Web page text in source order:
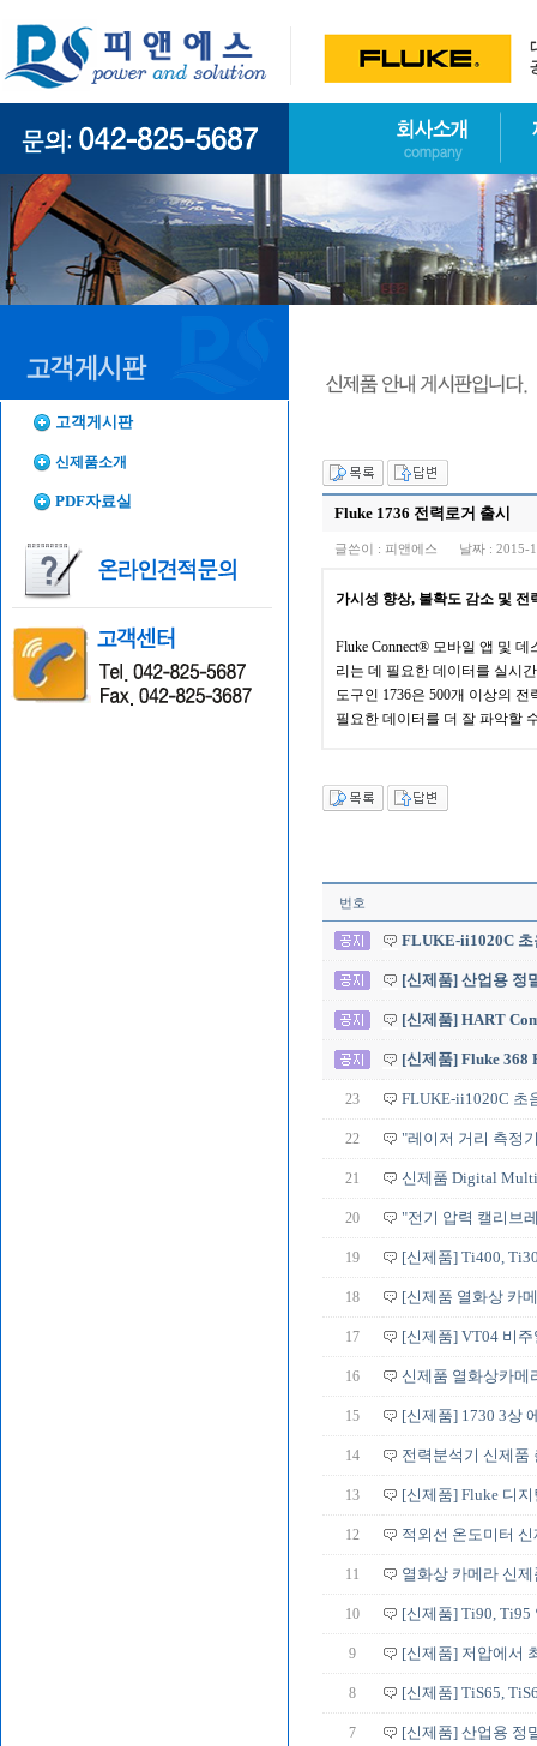
고객게시판
신제품소개
PDF자료실
Fluke 1736 전력로거 출시
글쓴이 : 피앤에스 날짜 : 2015-
가시성 향상, 불확도 감소 및 전
Fluke Connect® 모바일 앱 및
리는 데 필요한 데이터를 실시
도구인 1736은 500개 이상의
필요한 데이터를 더 잘 파악할
번호
FLUKE-ii1020C 초
[신제품] 산업용 정
[신제품] HART
[신제품] Fluke 368
23 FLUKE-ii1020C 초
22 "레이저 거리 측정
21 신제품 Digital
20 "전기 압력 캘리브
19 [신제품] Ti400,
18 [신제품 열화상 카
17 [신제품] VT04 비
16 신제품 열화상카메
15 [신제품] 1730 3상
14 전력분석기 신제품
13 [신제품] Fluke 디
12 적외선 온도미터 신
11 열화상 카메라 신제
10 [신제품] Ti90, Ti95
9 [신제품] 저압에서
8 [신제품] TiS65,
7 [신제품] 산업용 정